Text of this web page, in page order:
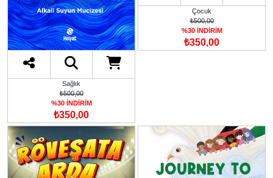
Sağlık
₺500,00
%30 İNDİRİM
₺350,00
Çocuk
₺500,00
%30 İNDİRİM
₺350,00